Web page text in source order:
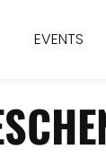
EVENTS